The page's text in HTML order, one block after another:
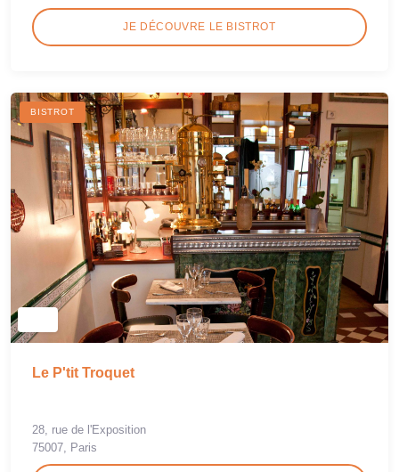
JE DÉCOUVRE LE BISTROT
BISTROT
Le P'tit Troquet
28, rue de l'Exposition
75007, Paris